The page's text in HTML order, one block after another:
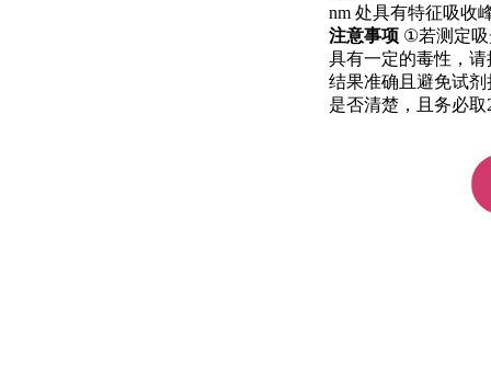
nm 处具有特征吸收
注意事项 ①若测定
具有一定的毒性，
结果准确且避免试
是否清楚，且务必取